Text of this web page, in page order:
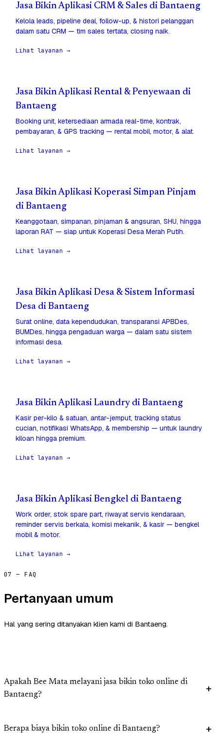
Jasa Bikin Aplikasi CRM & Sales di Bantaeng
Kelola leads, pipeline deal, follow-up, & histori pelanggan
dalam satu CRM — tim sales tertata, closing naik.
Lihat layanan →
Jasa Bikin Aplikasi Rental & Penyewaan di
Bantaeng
Booking unit, ketersediaan armada real-time, kontrak,
pembayaran, & GPS tracking — rental mobil, motor, & alat.
Lihat layanan →
Jasa Bikin Aplikasi Koperasi Simpan Pinjam
di Bantaeng
Keanggotaan, simpanan, pinjaman & angsuran, SHU, hingga
laporan RAT — siap untuk Koperasi Desa Merah Putih.
Lihat layanan →
Jasa Bikin Aplikasi Desa & Sistem Informasi
Desa di Bantaeng
Surat online, data kependudukan, transparansi APBDes,
BUMDes, hingga pengaduan warga — dalam satu sistem
informasi desa.
Lihat layanan →
Jasa Bikin Aplikasi Laundry di Bantaeng
Kasir per-kilo & satuan, antar-jemput, tracking status
cucian, notifikasi WhatsApp, & membership — untuk laundry
kiloan hingga premium.
Lihat layanan →
Jasa Bikin Aplikasi Bengkel di Bantaeng
Work order, stok spare part, riwayat servis kendaraan,
reminder servis berkala, komisi mekanik, & kasir — bengkel
mobil & motor.
Lihat layanan →
07 — FAQ
Pertanyaan umum
Hal yang sering ditanyakan klien kami di Bantaeng.
Apakah Bee Mata melayani jasa bikin toko online di
Bantaeng?
Berapa biaya bikin toko online di Bantaeng?